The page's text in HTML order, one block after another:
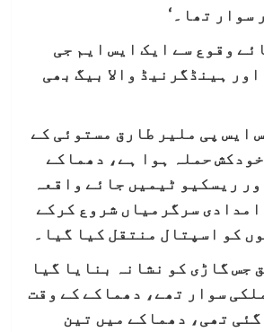
سوار تھا۔‘
وقوع سے ایک ایس ایم جی
ہینڈگرنیڈ والا بیگ بھی
ایس پی ملیر طارق مستوئی کے
حملہ ہوا ہے، دھماکے
ریسکیو ٹیمیں جائے واقعہ
امدادی سرگرمیاں شروع کرکے
کو اسپتال منتقل کیا گیا۔
جس گاڑی کو نشانہ بنایا گیا
سوار تھے، دھماکے کے وقت
تھی، دھماکے میں تین